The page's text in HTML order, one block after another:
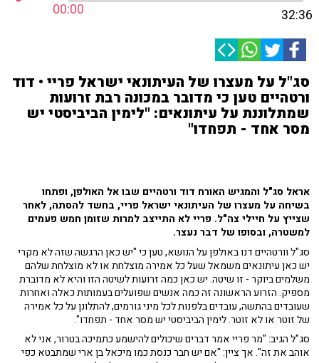
00:00 32:36
סג"ל על מעצרו של העיתונאי ישראל פריי • דוד
ורטהיים טען כי מדובר במכונה רבת זרועות
שמתלוננת על עיתונאים: "לימין הביביסטי יש
מסר אחד - תפחדו"
אראל סג"ל והמגיש האורח דוד ורטהיים שבו אל האולפן, ופתחו
בשיחה על מעצרו של העיתונאי ישראל פריי, בחשד להסתה, לאחר
שצייץ על חיילי צה"ל. פריי לא התייצב למרות שזומן חמש פעמים
למשטרה, ובסופו של דבר נעצר.
סג"ל וורטהיים דנו באולפן על הנושא, טען כי "יש כאן הרגשה שזה לא מקרי
יש כאן עיתונאים משמאל שעל כל אמירה מוצלחת או לא מוצלחת שלהם
משלמים ביוקר - זו שיטה. יש כאן כמה זרועות לשיטה הזו והיא לא מדוברת
מספיק. הזרוע הראשונה זה כמה אנשים שפועלים בעמותות כאלה ואחרות
שעובדים בהתשה, עובדים בלפנות לכל מיני גורמים, להתלונן על כל אמירה
של זוטר או לא זוטר. לימין הביביסטי יש מסר אחד - תפחדו".
סג"ל הגיב: "מר פריי אמר דברים שיכולים להישמע כתמיכה בטרור, אני לא
אוהב את זה". אך ציין: "אם יש חבר כנסת כמו מיכאל בן ארי שמתבטא כפי